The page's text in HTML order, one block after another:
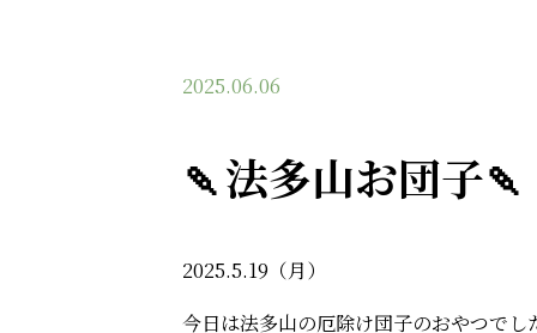
2025.06.06
🍡法多山お団子🍡
2025.5.19（月）
今日は法多山の厄除け団子のおやつでし